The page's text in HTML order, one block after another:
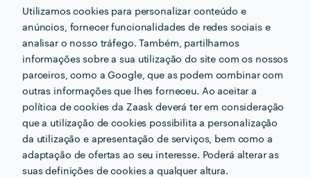
Utilizamos cookies para personalizar conteúdo e
anúncios, fornecer funcionalidades de redes sociais e
analisar o nosso tráfego. Também, partilhamos
informações sobre a sua utilização do site com os nossos
parceiros, como a Google, que as podem combinar com
outras informações que lhes forneceu. Ao aceitar a
política de cookies da Zaask deverá ter em consideração
que a utilização de cookies possibilita a personalização
da utilização e apresentação de serviços, bem como a
adaptação de ofertas ao seu interesse. Poderá alterar as
suas definições de cookies a qualquer altura.
Receba várias propostas de profissionais como
DrDiogoFerreiraem poucas horas.
Outros serviços proporcionados por DrDiogoFerreira
Osteopatia em porto Terapia em porto